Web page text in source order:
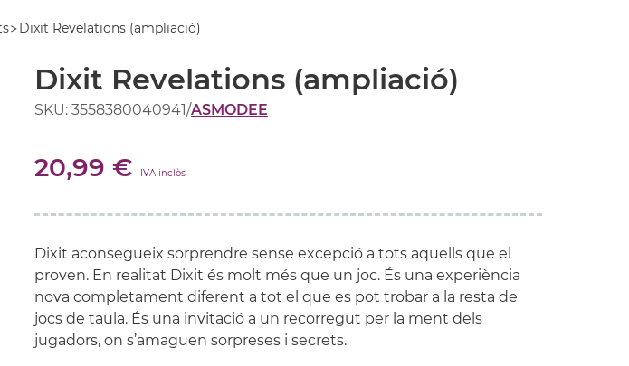
Dixit Revelations (ampliació)
Dixit Revelations (ampliació)
SKU: 3558380040941/ASMODEE
20,99 € IVA inclòs
Dixit aconsegueix sorprendre sense excepció a tots aquells que el
proven. En realitat Dixit és molt més que un joc. És una experiència
nova completament diferent a tot el que es pot trobar a la resta de
jocs de taula. És una invitació a un recorregut per la ment dels
jugadors, on s’amaguen sorpreses i secrets.